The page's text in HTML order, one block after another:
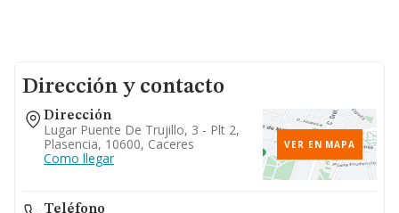
Dirección y contacto
Dirección
Lugar Puente De Trujillo, 3 - Plt 2,
Plasencia, 10600, Caceres
Como llegar
VER EN MAPA
Teléfono